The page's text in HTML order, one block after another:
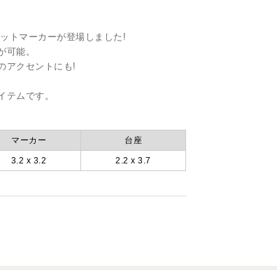
トマーカーが登場しました!
可能。
アクセントにも!
ムです。
マーカー 台座
3.2 x 3.2 2.2 x 3.7